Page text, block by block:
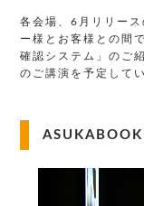
各会場、6月リリー
ー様とお客様との間
確認システム」のご
のご講演を予定して